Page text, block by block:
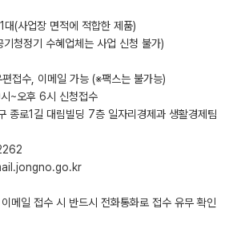
(사업장 면적에 적합한 제품)
청정기 수혜업체는 사업 신청 불가)
접수, 이메일 가능 (※팩스는 불가능)
~오후 6시 신청접수
종로1길 대림빌딩 7층 일자리경제과 생활경제팀
메일 접수 시 반드시 전화통화로 접수 유무 확인